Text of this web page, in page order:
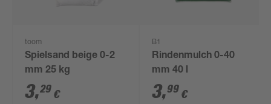
toom
Spielsand beige 0-2
mm 25 kg
3,29 €
B1
Rindenmulch 0-40
mm 40 l
3,99 €